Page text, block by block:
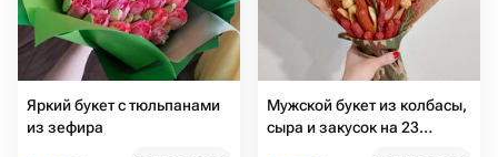
Яркий букет с тюльпанами
из зефира
Мужской букет из колбасы,
сыра и закусок на 23